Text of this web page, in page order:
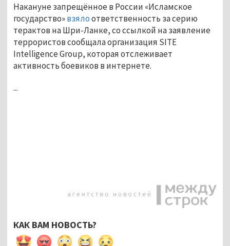
Накануне запрещённое в России «Исламское
государство»взялоответственность за серию
терактов на Шри-Ланке, со ссылкой на заявление
террористов сообщала организация SITE
Intelligence Group, которая отслеживает
активность боевиков в интернете.
...
КАК ВАМ НОВОСТЬ?